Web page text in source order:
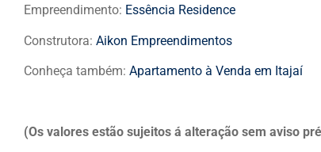
Empreendimento: Essência Residence
Construtora: Aikon Empreendimentos
Conheça também: Apartamento à Venda em Itajaí
(Os valores estão sujeitos á alteração sem aviso